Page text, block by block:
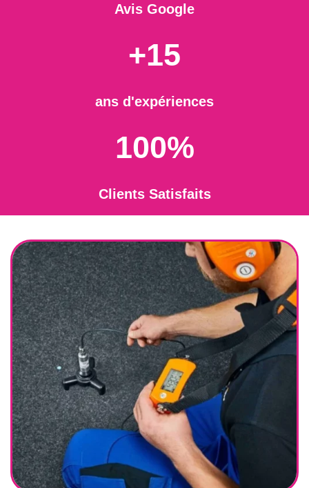
Avis Google
+15
ans d'expériences
100%
Clients Satisfaits